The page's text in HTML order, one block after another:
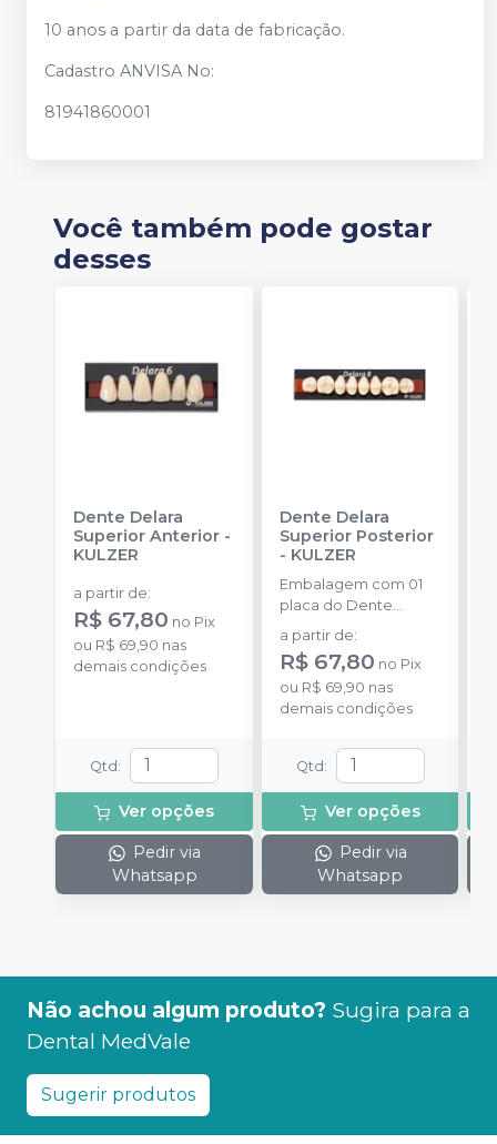
10 anos a partir da data de fabricação.
Cadastro ANVISA No:
81941860001
Você também pode gostar
desses
Dente Delara
Superior Anterior -
KULZER
a partir de:
R$ 67,80 no Pix
ou R$ 69,90 nas
demais condições
Qtd :
Ver opções
Pedir via
Whatsapp
Dente Delara
Superior Posterior
- KULZER
Embalagem com 01
placa do Dente
Delara Kulzer.
a partir de:
R$ 67,80 no Pix
ou R$ 69,90 nas
demais condições
Qtd :
Ver opções
Pedir via
Whatsapp
Não achou algum produto? Sugira para a
Dental MedVale
Sugerir produtos